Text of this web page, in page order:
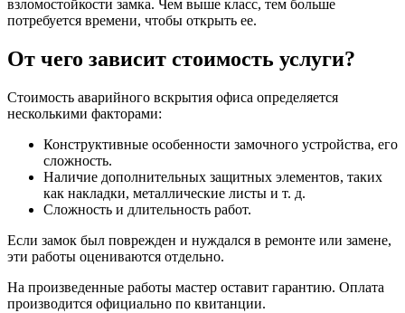
взломостойкости замка. Чем выше класс, тем больше
потребуется времени, чтобы открыть ее.
От чего зависит стоимость услуги?
Стоимость аварийного вскрытия офиса определяется
несколькими факторами:
Конструктивные особенности замочного устройства, его
сложность.
Наличие дополнительных защитных элементов, таких
как накладки, металлические листы и т. д.
Сложность и длительность работ.
Если замок был поврежден и нуждался в ремонте или замене,
эти работы оцениваются отдельно.
На произведенные работы мастер оставит гарантию. Оплата
производится официально по квитанции.